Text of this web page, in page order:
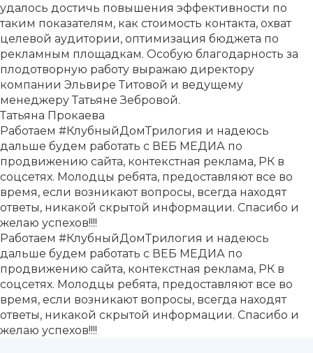
удалось достичь повышения эффективности по
таким показателям, как стоимость контакта, охват
целевой аудитории, оптимизация бюджета по
рекламным площадкам. Особую благодарность за
плодотворную работу выражаю директору
компании Эльвире Титовой и ведущему
менеджеру Татьяне Зебровой.
Татьяна Прокаева
Работаем #КлубныйДомТрилогия и надеюсь
дальше будем работать с ВЕБ МЕДИА по
продвижению сайта, контекстная реклама, РК в
соцсетях. Молодцы ребята, предоставляют все во
время, если возникают вопросы, всегда находят
ответы, никакой скрытой информации. Спасибо и
желаю успехов!!!!
Работаем #КлубныйДомТрилогия и надеюсь
дальше будем работать с ВЕБ МЕДИА по
продвижению сайта, контекстная реклама, РК в
соцсетях. Молодцы ребята, предоставляют все во
время, если возникают вопросы, всегда находят
ответы, никакой скрытой информации. Спасибо и
желаю успехов!!!!